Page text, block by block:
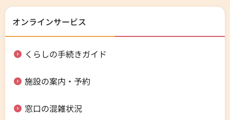
オンラインサービス
くらしの手続きガイド
施設の案内・予約
窓口の混雑状況